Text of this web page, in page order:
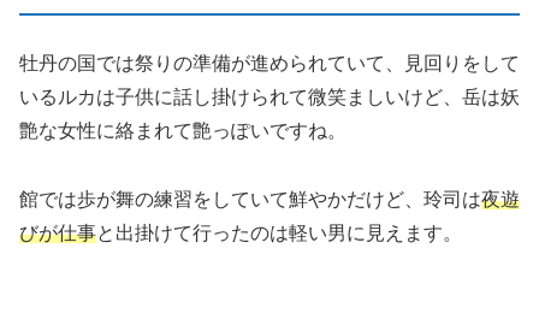
牡丹の国では祭りの準備が進められていて、見回りをして
いるルカは子供に話し掛けられて微笑ましいけど、岳は妖
艶な女性に絡まれて艶っぽいですね。
館では歩が舞の練習をしていて鮮やかだけど、玲司は夜遊
びが仕事と出掛けて行ったのは軽い男に見えます。